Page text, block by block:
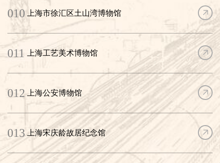
010 上海市徐汇区土山湾博物馆
011 上海工艺美术博物馆
012 上海公安博物馆
013 上海宋庆龄故居纪念馆